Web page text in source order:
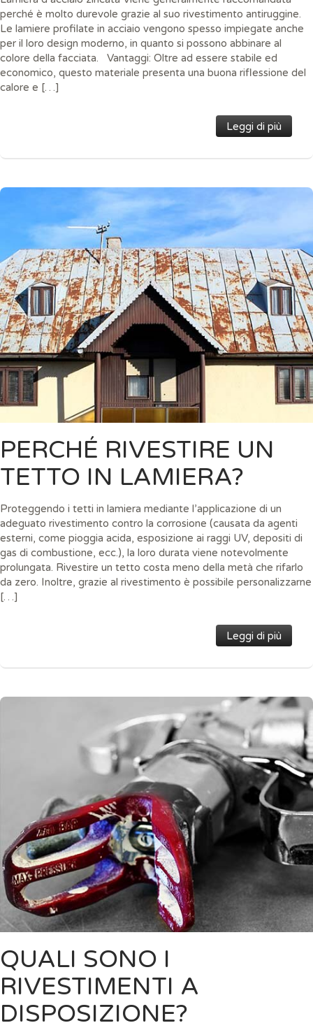
perché è molto durevole grazie al suo rivestimento antiruggine.
Le lamiere profilate in acciaio vengono spesso impiegate anche
per il loro design moderno, in quanto si possono abbinare al
colore della facciata. Vantaggi: Oltre ad essere stabile ed
economico, questo materiale presenta una buona riflessione del
calore e […]
Leggi di più
PERCHÉ RIVESTIRE UN
TETTO IN LAMIERA?
Proteggendo i tetti in lamiera mediante l’applicazione di un
adeguato rivestimento contro la corrosione (causata da agenti
esterni, come pioggia acida, esposizione ai raggi UV, depositi di
gas di combustione, ecc.), la loro durata viene notevolmente
prolungata. Rivestire un tetto costa meno della metà che rifarlo
da zero. Inoltre, grazie al rivestimento è possibile personalizzarne
[…]
Leggi di più
QUALI SONO I
RIVESTIMENTI A
DISPOSIZIONE?